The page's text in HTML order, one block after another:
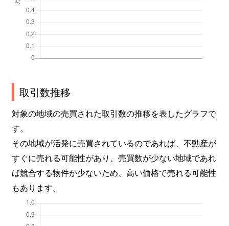
取引数推移
対象の地域の売買された取引数の推移を表したグラフで
す。
その地域が活発に売買されているのであれば、不動産が
すぐに売れる可能性があり、売買数が少ない地域であれ
ば競合する物件が少ないため、高い価格で売れる可能性
もあります。